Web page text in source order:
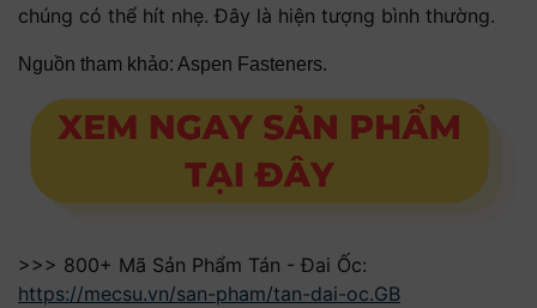
chúng có thể hít nhẹ. Đây là hiện tượng bình thường.
Nguồn tham khảo: Aspen Fasteners.
>>> 800+ Mã Sản Phẩm Tán - Đai Ốc:
https://mecsu.vn/san-pham/tan-dai-oc.GB